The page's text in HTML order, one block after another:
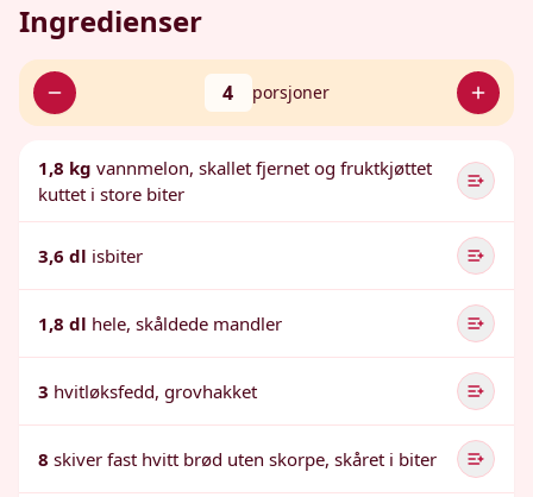
Ingredienser
4 porsjoner
1,8 kg vannmelon, skallet fjernet og fruktkjøttet
kuttet i store biter
3,6 dl isbiter
1,8 dl hele, skåldede mandler
3 hvitløksfedd, grovhakket
8 skiver fast hvitt brød uten skorpe, skåret i biter